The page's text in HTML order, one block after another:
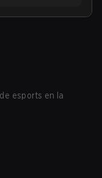
esports en la